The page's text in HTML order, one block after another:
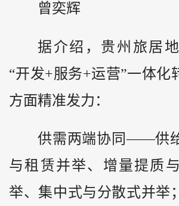
曾奕辉
据介绍，贵州旅居
“开发+服务+运营”一体化
方面精准发力：
供需两端协同——供
与租赁并举、增量提质
举、集中式与分散式并举